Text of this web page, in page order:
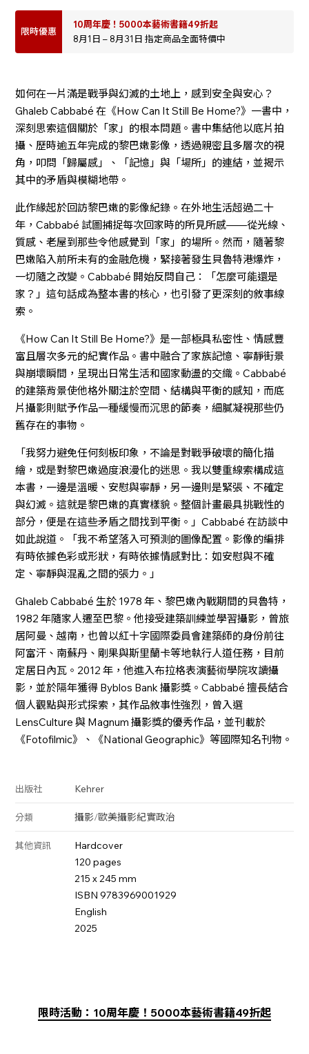
限時優惠
10周年慶！5000本藝術書籍49折起
8月1日 – 8月31日 指定商品全面特價中
如何在一片滿是戰爭與幻滅的土地上，感到安全與安心？
Ghaleb Cabbabé 在《How Can It Still Be Home?》一書中，
深刻思索這個關於「家」的根本問題。書中集結他以底片拍
攝、歷時逾五年完成的黎巴嫩影像，透過親密且多層次的視
角，叩問「歸屬感」、「記憶」與「場所」的連結，並揭示
其中的矛盾與模糊地帶。
此作緣起於回訪黎巴嫩的影像紀錄。在外地生活超過二十
年，Cabbabé 試圖捕捉每次回家時的所見所感——從光線、
質感、老屋到那些令他感覺到「家」的場所。然而，隨著黎
巴嫩陷入前所未有的金融危機，緊接著發生貝魯特港爆炸，
一切隨之改變。Cabbabé 開始反問自己：「怎麼可能還是
家？」這句話成為整本書的核心，也引發了更深刻的敘事線
索。
《How Can It Still Be Home?》是一部極具私密性、情感豐
富且層次多元的紀實作品。書中融合了家族記憶、寧靜街景
與崩壞瞬間，呈現出日常生活和國家動盪的交織。Cabbabé
的建築背景使他格外關注於空間、結構與平衡的感知，而底
片攝影則賦予作品一種緩慢而沉思的節奏，細膩凝視那些仍
舊存在的事物。
「我努力避免任何刻板印象，不論是對戰爭破壞的簡化描
繪，或是對黎巴嫩過度浪漫化的迷思。我以雙重線索構成這
本書，一邊是溫暖、安慰與寧靜，另一邊則是緊張、不確定
與幻滅。這就是黎巴嫩的真實樣貌。整個計畫最具挑戰性的
部分，便是在這些矛盾之間找到平衡。」Cabbabé 在訪談中
如此說道。「我不希望落入可預測的圖像配置。影像的編排
有時依據色彩或形狀，有時依據情感對比：如安慰與不確
定、寧靜與混亂之間的張力。」
Ghaleb Cabbabé 生於 1978 年、黎巴嫩內戰期間的貝魯特，
1982 年隨家人遷至巴黎。他接受建築訓練並學習攝影，曾旅
居阿曼、越南，也曾以紅十字國際委員會建築師的身份前往
阿富汗、南蘇丹、剛果與斯里蘭卡等地執行人道任務，目前
定居日內瓦。2012 年，他進入布拉格表演藝術學院攻讀攝
影，並於隔年獲得 Byblos Bank 攝影獎。Cabbabé 擅長結合
個人觀點與形式探索，其作品敘事性強烈，曾入選
LensCulture 與 Magnum 攝影獎的優秀作品，並刊載於
《Fotofilmic》、《National Geographic》等國際知名刊物。
出版社 Kehrer
分類 攝影/歐美攝影紀實政治
其他資訊
Hardcover
120 pages
215 x 245 mm
ISBN 9783969001929
English
2025
限時活動：10周年慶！5000本藝術書籍49折起